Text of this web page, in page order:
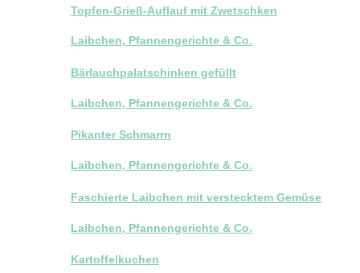
Topfen-Grieß-Auflauf mit Zwetschken
Laibchen, Pfannengerichte & Co.
Bärlauchpalatschinken gefüllt
Laibchen, Pfannengerichte & Co.
Pikanter Schmarrn
Laibchen, Pfannengerichte & Co.
Faschierte Laibchen mit verstecktem Gemüse
Laibchen, Pfannengerichte & Co.
Kartoffelkuchen